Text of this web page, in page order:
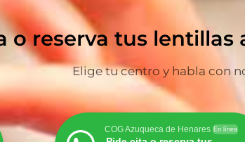
o reserva tus lentillas
Elige tu centro y habla con
COG Azuqueca de Henares En línea